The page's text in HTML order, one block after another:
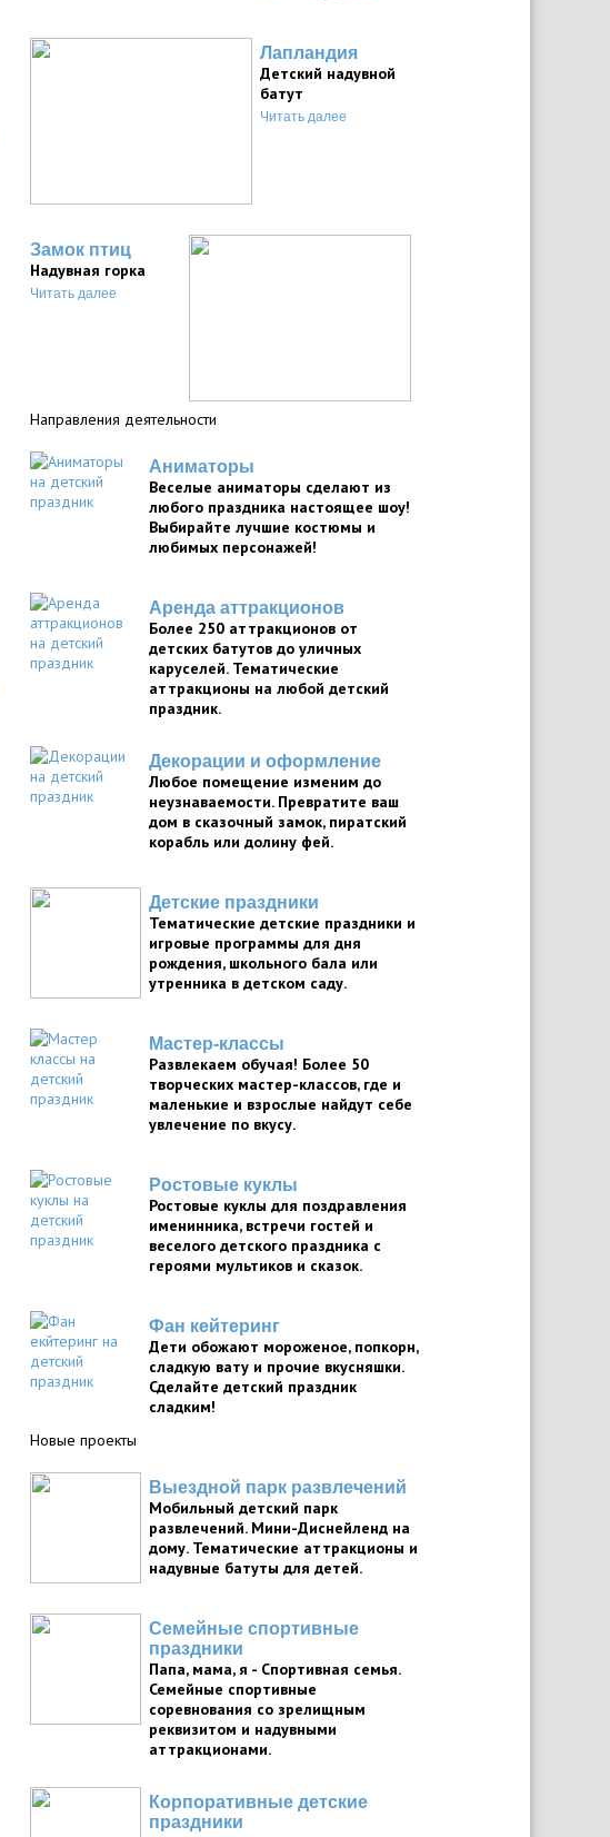
Лапландия
Детский надувной
батут
Читать далее
Замок птиц
Надувная горка
Читать далее
Направления деятельности
Аниматоры
Веселые аниматоры сделают из
любого праздника настоящее шоу!
Выбирайте лучшие костюмы и
любимых персонажей!
Аренда аттракционов
Более 250 аттракционов от
детских батутов до уличных
каруселей. Тематические
аттракционы на любой детский
праздник.
Декорации и оформление
Любое помещение изменим до
неузнаваемости. Превратите ваш
дом в сказочный замок, пиратский
корабль или долину фей.
Детские праздники
Тематические детские праздники и
игровые программы для дня
рождения, школьного бала или
утренника в детском саду.
Мастер-классы
Развлекаем обучая! Более 50
творческих мастер-классов, где и
маленькие и взрослые найдут себе
увлечение по вкусу.
Ростовые куклы
Ростовые куклы для поздравления
именинника, встречи гостей и
веселого детского праздника с
героями мультиков и сказок.
Фан кейтеринг
Дети обожают мороженое, попкорн,
сладкую вату и прочие вкусняшки.
Сделайте детский праздник
сладким!
Новые проекты
Выездной парк развлечений
Мобильный детский парк
развлечений. Мини-Диснейленд на
дому. Тематические аттракционы и
надувные батуты для детей.
Семейные спортивные
праздники
Папа, мама, я - Спортивная семья.
Семейные спортивные
соревнования со зрелищным
реквизитом и надувными
аттракционами.
Корпоративные детские
праздники